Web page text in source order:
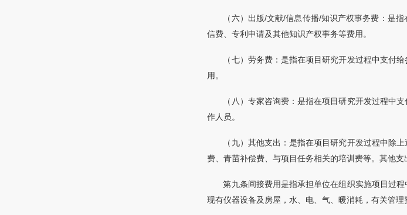
（六）出版/文献/信息传播/知识产权事务费：是
信费、专利申请及其他知识产权事务等费用。
（七）劳务费：是指在项目研究开发过程中支付
用。
（八）专家咨询费：是指在项目研究开发过程中
作人员。
（九）其他支出：是指在项目研究开发过程中除
费、青苗补偿费、与项目任务相关的培训费等。其他支
第九条间接费用是指承担单位在组织实施项目过
现有仪器设备及房屋，水、电、气、暖消耗，有关管